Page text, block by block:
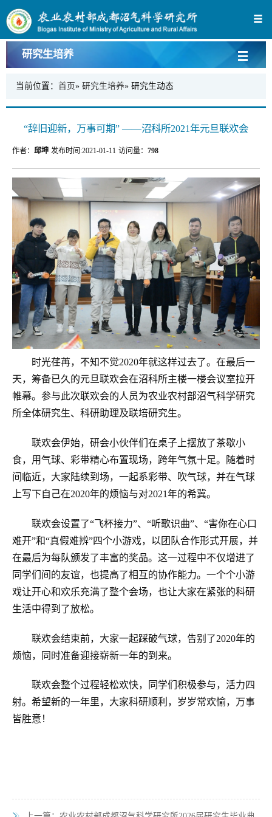
研究生培养
当前位置： 首页» 研究生培养» 研究生动态
“辞旧迎新，万事可期” ——沼科所2021年元旦联欢会
作者：邱坤 发布时间:2021-01-11 访问量：798
时光荏苒，不知不觉2020年就这样过去了。在最后一
天，筹备已久的元旦联欢会在沼科所主楼一楼会议室拉开
帷幕。参与此次联欢会的人员为农业农村部沼气科学研究
所全体研究生、科研助理及联培研究生。
联欢会伊始，研会小伙伴们在桌子上摆放了茶歇小
食，用气球、彩带精心布置现场，跨年气氛十足。随着时
间临近，大家陆续到场，一起系彩带、吹气球，并在气球
上写下自己在2020年的烦恼与对2021年的希冀。
联欢会设置了“飞杯接力”、“听歌识曲”、“害你在心口
难开”和“真假难辨”四个小游戏，以团队合作形式开展，并
在最后为每队颁发了丰富的奖品。这一过程中不仅增进了
同学们间的友谊，也提高了相互的协作能力。一个个小游
戏让开心和欢乐充满了整个会场，也让大家在紧张的科研
生活中得到了放松。
联欢会结束前，大家一起踩破气球，告别了2020年的
烦恼，同时准备迎接崭新一年的到来。
联欢会整个过程轻松欢快，同学们积极参与，活力四
射。希望新的一年里，大家科研顺利，岁岁常欢愉，万事
皆胜意！